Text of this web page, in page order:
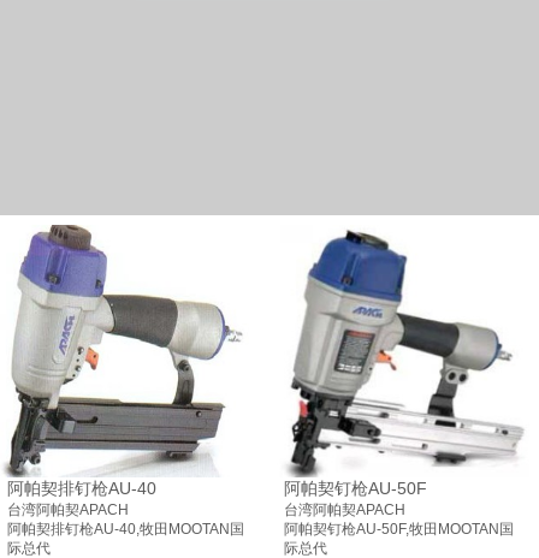
阿帕契排钉枪AU-40
台湾阿帕契APACH
阿帕契排钉枪AU-40,牧田MOOTAN国
际总代
阿帕契钉枪AU-50F
台湾阿帕契APACH
阿帕契钉枪AU-50F,牧田MOOTAN国
际总代